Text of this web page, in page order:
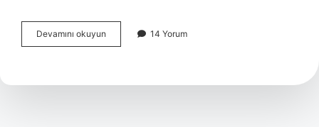
Devamını okuyun
Botoksu
Yapar
14 Yorum